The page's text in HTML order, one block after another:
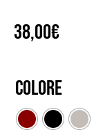
38,00€
Colore